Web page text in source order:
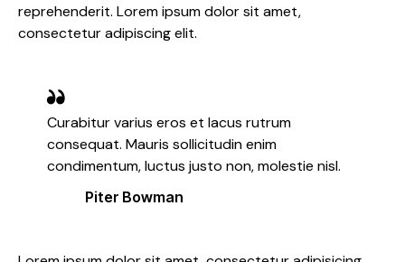
reprehenderit. Lorem ipsum dolor sit amet,
consectetur adipiscing elit.
Curabitur varius eros et lacus rutrum
consequat. Mauris sollicitudin enim
condimentum, luctus justo non, molestie nisl.
Piter Bowman